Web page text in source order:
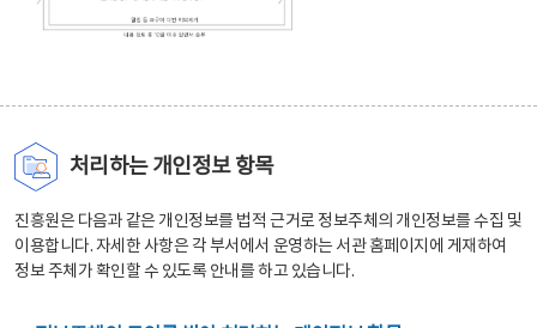
처리하는 개인정보 항목
진흥원은 다음과 같은 개인정보를 법적 근거로 정보주체의 개인정보를 수집 및
이용합니다. 자세한 사항은 각 부서에서 운영하는 서관 홈페이지에 게재하여
정보 주체가 확인할 수 있도록 안내를 하고 있습니다.